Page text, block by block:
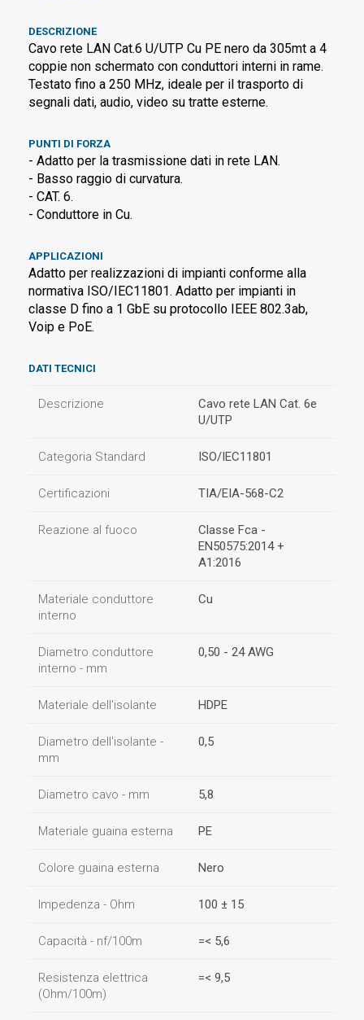
DESCRIZIONE
Cavo rete LAN Cat.6 U/UTP Cu PE nero da 305mt a 4
coppie non schermato con conduttori interni in rame.
Testato fino a 250 MHz, ideale per il trasporto di
segnali dati, audio, video su tratte esterne.
PUNTI DI FORZA
- Adatto per la trasmissione dati in rete LAN.
- Basso raggio di curvatura.
- CAT. 6.
- Conduttore in Cu.
APPLICAZIONI
Adatto per realizzazioni di impianti conforme alla
normativa ISO/IEC11801. Adatto per impianti in
classe D fino a 1 GbE su protocollo IEEE 802.3ab,
Voip e PoE.
DATI TECNICI
Descrizione
Cavo rete LAN Cat. 6e
U/UTP
Categoria Standard ISO/IEC11801
Certificazioni TIA/EIA-568-C2
Reazione al fuoco
Classe Fca -
EN50575:2014 +
A1:2016
Materiale conduttore
interno
Cu
Diametro conduttore
interno - mm
0,50 - 24 AWG
Materiale dell'isolante HDPE
Diametro dell'isolante -
mm
0,5
Diametro cavo - mm 5,8
Materiale guaina esterna PE
Colore guaina esterna Nero
Impedenza - Ohm 100 ± 15
Capacità - nf/100m =< 5,6
Resistenza elettrica
(Ohm/100m)
=< 9,5